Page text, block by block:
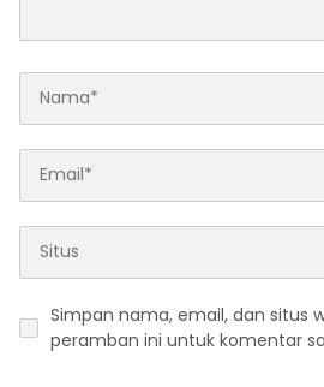
Simpan nama, email, dan situs
peramban ini untuk komentar